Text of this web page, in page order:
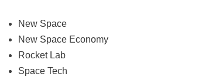
Publicado
en
New Space
New Space Economy
Rocket Lab
Space Tech